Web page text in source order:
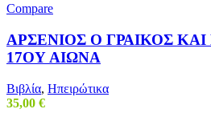
Compare
ΑΡΣΕΝΙΟΣ Ο ΓΡΑΙΚΟΣ
17ΟΥ ΑΙΩΝΑ
Βιβλία, Ηπειρώτικα
35,00 €